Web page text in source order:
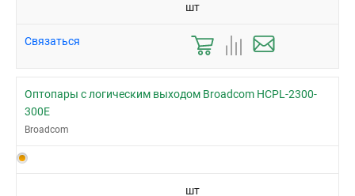
шт
Связаться
Оптопары с логическим выходом Broadcom HCPL-2300-
300E
Broadcom
шт